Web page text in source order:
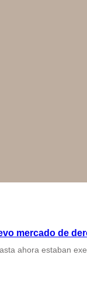
mercado de
ahora estaban